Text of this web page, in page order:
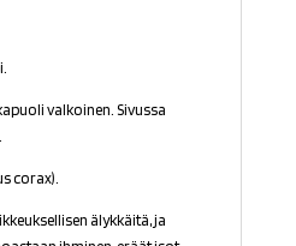
valkoinen. Sivussa
corax).
älykkäitä, ja